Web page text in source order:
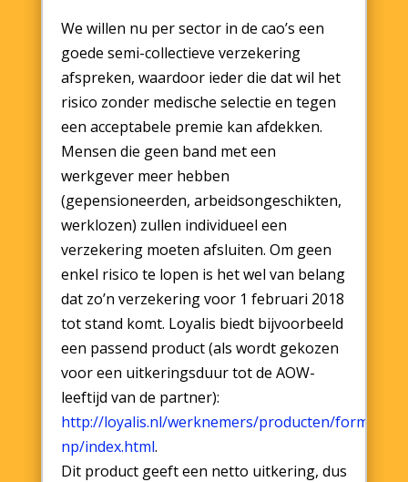
We willen nu per sector in de cao’s een
goede semi-collectieve verzekering
afspreken, waardoor ieder die dat wil het
risico zonder medische selectie en tegen
een acceptabele premie kan afdekken.
Mensen die geen band met een
werkgever meer hebben
(gepensioneerden, arbeidsongeschikten,
werklozen) zullen individueel een
verzekering moeten afsluiten. Om geen
enkel risico te lopen is het wel van belang
dat zo’n verzekering voor 1 februari 2018
tot stand komt. Loyalis biedt bijvoorbeeld
een passend product (als wordt gekozen
voor een uitkeringsduur tot de AOW-
leeftijd van de partner):
http://loyalis.nl/werknemers/producten/form-
np/index.html.
Dit product geeft een netto uitkering, dus